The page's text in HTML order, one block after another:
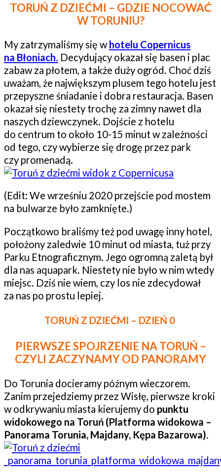
TORUŃ Z DZIEĆMI – GDZIE NOCOWAĆ
W TORUNIU?
My zatrzymaliśmy się whotelu Copernicus
na Błoniach. Decydujący okazał się basen i plac
zabaw za płotem, a także duży ogród. Choć dziś
uważam, że największym plusem tego hotelu jest
przepyszne śniadanie i dobra restauracja. Basen
okazał się niestety trochę za zimny nawet dla
naszych dziewczynek. Dojście z hotelu
do centrum to około 10-15 minut w zależności
od tego, czy wybierze się drogę przez park
czy promenadą.
(Edit: We wrześniu 2020 przejście pod mostem
na bulwarze było zamknięte.)
Początkowo braliśmy też pod uwagę inny hotel,
położony zaledwie 10 minut od miasta, tuż przy
Parku Etnograficznym. Jego ogromną zaletą był
dla nas aquapark. Niestety nie było w nim wtedy
miejsc. Dziś nie wiem, czy los nie zdecydował
za nas po prostu lepiej.
TORUŃ Z DZIEĆMI – DZIEŃ 0
PIERWSZE SPOJRZENIE NA TORUŃ –
CZYLI ZACZYNAMY OD PANORAMY
Do Torunia docieramy późnym wieczorem.
Zanim przejedziemy przez Wisłę, pierwsze kroki
w odkrywaniu miasta kierujemy do punktu
widokowego na Toruń (Platforma widokowa –
Panorama Torunia, Majdany, Kępa Bazarowa).